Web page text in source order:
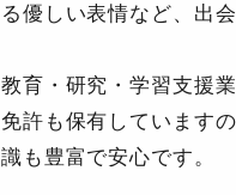
る優しい表情など、出
教育・研究・学習支援
免許も保有しています
識も豊富で安心です。